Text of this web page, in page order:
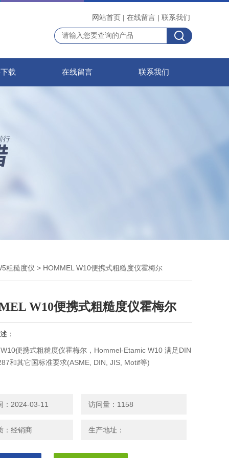
网站首页 | 在线留言 | 联系我们
载 在线留言 联系我们
粗糙度仪 > HOMMEL W10便携式粗糙度仪霍梅尔
W10便携式粗糙度仪霍梅尔
：
便携式粗糙度仪霍梅尔，Hommel-Etamic W10 满足DIN
和其它国标准要求(ASME, DIN, JIS, Motif等)
：2024-03-11 访问量：1158
：经销商 生产地址：